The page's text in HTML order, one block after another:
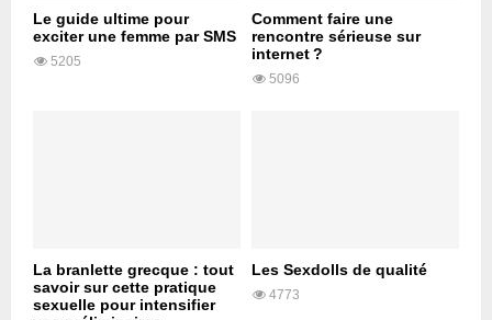
Le guide ultime pour
exciter une femme par SMS
5205
Comment faire une
rencontre sérieuse sur
internet ?
5096
La branlette grecque : tout
savoir sur cette pratique
sexuelle pour intensifier
Les Sexdolls de qualité
4773